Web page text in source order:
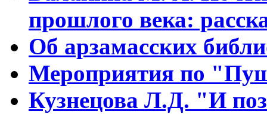
прошлого века:
Об арзамасских
Мероприятия по
Кузнецова Л.Д. "И